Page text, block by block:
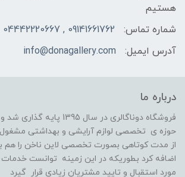
هستیم
شماره تماس:
09141661762 , 04442220667
آدرس ایمیل:
info@donagallery.com
درباره ما
فروشگاه دوناگالری در سال 1395
حوزه ی تخصصی لوازم آرایشی و بهداشتی
از مدت کوتاهی بصورت تخصصی لاین ناخن را هم
اضافه کرد بطوریکه در این زمینه توانست خدمات
مورد استقبال و تایید مشتریان زیادی قرار گیرد